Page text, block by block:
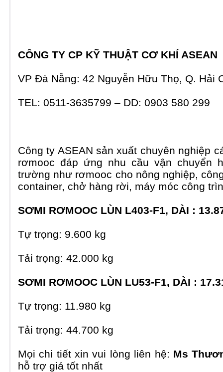
CÔNG TY CP KỸ THUẬT CƠ KHÍ ASEAN
VP Đà Nẵng: 42 Nguyễn Hữu Thọ, Q. Hải
TEL: 0511-3635799 – DD: 0903 580 299
Công ty ASEAN sản xuất chuyên nghiệp
rơmooc đáp ứng nhu cầu vận chuyển
trường như rơmooc cho nông nghiệp,
container, chở hàng rời, máy móc công
SƠMI RƠMOOC LÙN L403-F1, DÀI :
Tự trọng: 9.600 kg
Tải trọng: 42.000 kg
SƠMI RƠMOOC LÙN LU53-F1, DÀI :
Tự trọng: 11.980 kg
Tải trọng: 44.700 kg
Mọi chi tiết xin vui lòng liên hệ: Ms
hỗ trợ giá tốt nhất